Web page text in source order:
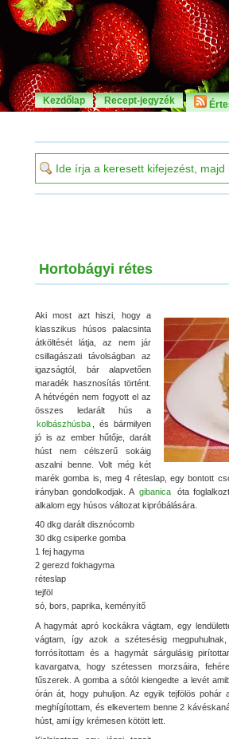
Kezdőlap Recept-jegyzék
Hortobágyi rétes
Aki most azt hiszi, hogy a
klasszikus húsos palacsinta
átköltését látja, az nem jár
csillagászati távolságban az
igazságtól, bár alapvetően
maradék hasznosítás történt.
A hétvégén nem fogyott el az
összes ledarált hús a
kolbászhúsba
, és bármilyen
jó is az ember hűtője, darált
húst nem célszerű sokáig
aszalni benne. Volt még két
marék gomba is, meg 4 réteslap, egy bontott
irányban gondolkodjak. A gibanica
óta
alkalom egy húsos változat kipróbálására.
40 dkg darált disznócomb
30 dkg csiperke gomba
1 fej hagyma
2 gerezd fokhagyma
réteslap
tejföl
só, bors, paprika, keményítő
A hagymát apró kockákra vágtam, egy
vágtam, így azok a szétesésig
forrósítottam és a hagymát sárgulásig
kavargatva, hogy szétessen morzsáira,
fűszerek. A gomba a sótól kiengedte a levét
órán át, hogy puhuljon. Az egyik tejfölös pohár
meghígítottam, és elkevertem benne 2
húst, ami így krémesen kötött lett.